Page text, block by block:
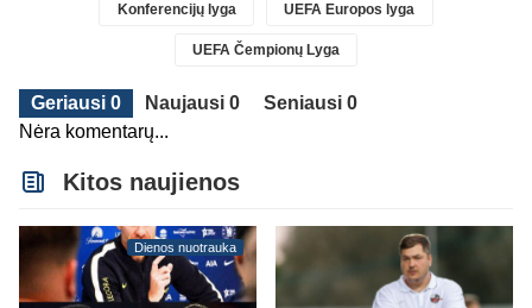
Konferencijų lyga UEFA Europos lyga
UEFA Čempionų Lyga
Geriausi 0 Naujausi 0
Seniausi 0
Nėra komentarų...
Kitos naujienos
Dienos nuotrauka